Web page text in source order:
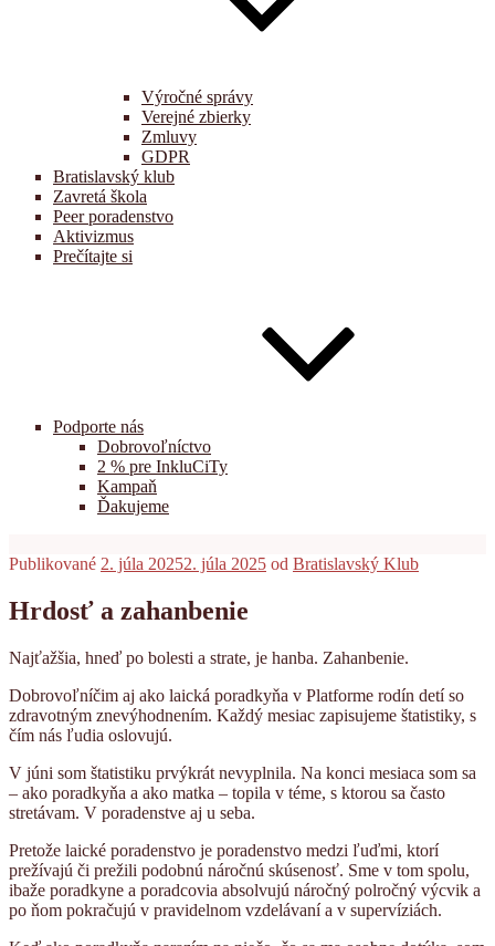
Výročné správy
Verejné zbierky
Zmluvy
GDPR
Bratislavský klub
Zavretá škola
Peer poradenstvo
Aktivizmus
Prečítajte si
Podporte nás
Dobrovoľníctvo
2 % pre InkluCiTy
Kampaň
Ďakujeme
Publikované 2. júla 20252. júla 2025 od Bratislavský Klub
Hrdosť a zahanbenie
Najťažšia, hneď po bolesti a strate, je hanba. Zahanbenie.
Dobrovoľníčim aj ako laická poradkyňa v Platforme rodín detí so
zdravotným znevýhodnením. Každý mesiac zapisujeme štatistiky, s
čím nás ľudia oslovujú.
V júni som štatistiku prvýkrát nevyplnila. Na konci mesiaca som sa
– ako poradkyňa a ako matka – topila v téme, s ktorou sa často
stretávam. V poradenstve aj u seba.
Pretože laické poradenstvo je poradenstvo medzi ľuďmi, ktorí
prežívajú či prežili podobnú náročnú skúsenosť. Sme v tom spolu,
ibaže poradkyne a poradcovia absolvujú náročný polročný výcvik a
po ňom pokračujú v pravidelnom vzdelávaní a v supervíziách.